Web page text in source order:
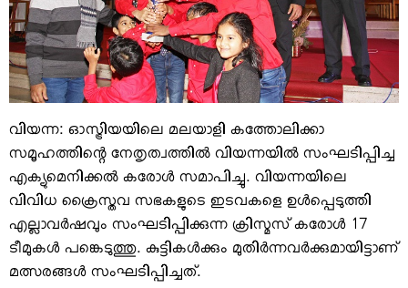
വിയന്ന: ഓസ്ട്രിയയിലെ മലയാളി കത്തോലിക്കാ
സമൂഹത്തിന്റെ നേതൃത്വത്തില്‍ വിയന്നയില്‍ സംഘടിപ്പിച്ച
എക്യുമെനിക്കല്‍ കരോള്‍ സമാപിച്ചു. വിയന്നയിലെ
വിവിധ ക്രൈസ്തവ സഭകളുടെ ഇടവകളെ ഉള്‍പ്പെടുത്തി
എല്ലാവര്‍ഷവും സംഘടിപ്പിക്കുന്ന ക്രിസ്മസ് കരോള്‍ 17
ടീമുകള്‍ പങ്കെടുത്തു. കുട്ടികള്‍ക്കും മുതിര്‍ന്നവര്‍ക്കുമായിട്ടാണ്
മത്സരങ്ങള്‍ സംഘടിപ്പിച്ചത്.